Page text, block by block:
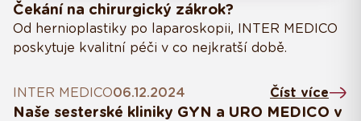
Čekání na chirurgický zákrok?
Od hernioplastiky po laparoskopii, INTER MEDICO
poskytuje kvalitní péči v co nejkratší době.
INTER MEDICO06.12.2024 Číst více
Naše sesterské kliniky GYN a URO MEDICO v